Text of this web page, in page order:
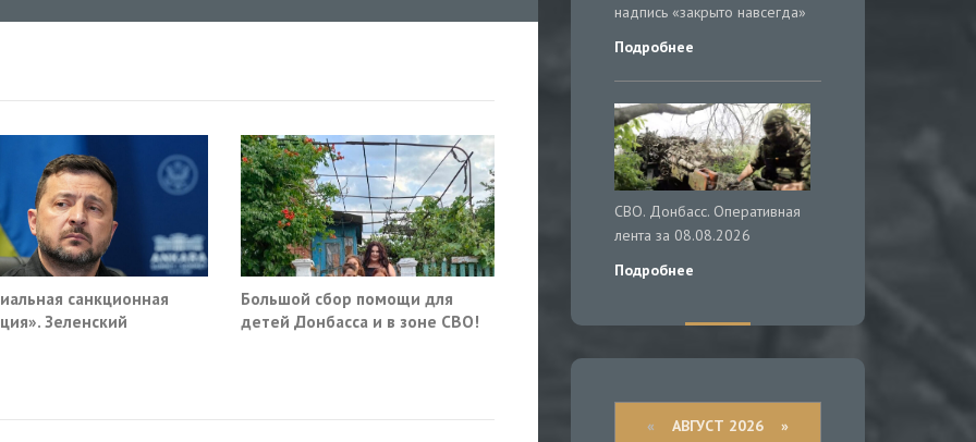
санкционная
Зеленский
Большой сбор помощи для
детей Донбасса и в зоне СВО!
надпись «закрыто навсегда»
Подробнее
СВО. Донбасс. Оперативная
лента за 08.08.2026
Подробнее
« АВГУСТ 2026 »